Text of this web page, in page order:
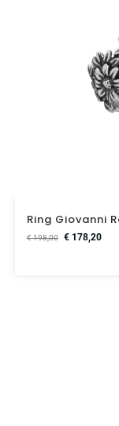
Ring Giovanni
€198,00 €178,20